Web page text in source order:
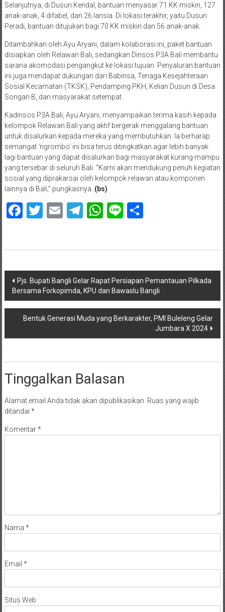
Selanjutnya, di Dusun Kendal, bantuan menyasar 71 KK miskin, 127
anak-anak, 4 difabel, dan 26 lansia. Di lokasi terakhir, yaitu Dusun
Peradi, bantuan ditujukan bagi 70 KK miskin dan 56 anak-anak.
Ditambahkan oleh Ayu Aryani, dalam kolaborasi ini, paket bantuan
disiapkan oleh Relawan Bali, sedangkan Dinsos P3A Bali membantu
sarana akomodasi pengangkut ke lokasi tujuan. Penyaluran bantuan
ini juga mendapat dukungan dari Babinsa, Tenaga Kesejahteraan
Sosial Kecamatan (TKSK), Pendamping PKH, Kelian Dusun di Desa
Songan B, dan masyarakat setempat.
Kadinsos P3A Bali, Ayu Aryani, menyampaikan terima kasih kepada
kelompok Relawan Bali yang aktif bergerak menggalang bantuan
untuk disalurkan kepada mereka yang membutuhkan. Ia berharap
semangat ‘ngrombo’ ini bisa terus ditingkatkan agar lebih banyak
lagi bantuan yang dapat disalurkan bagi masyarakat kurang mampu
yang tersebar di seluruh Bali. “Kami akan mendukung penuh kegiatan
sosial yang diprakarsai oleh kelompok relawan atau komponen
lainnya di Bali,” pungkasnya. (bs)
Facebook
Twitter
EmailTelegram
WhatsApp
LineShare
Navigasi
pos
Pjs. Bupati Bangli Gelar Rapat Persiapan Pemantauan Pilkada
Bersama Forkopimda, KPU dan Bawaslu Bangli
Bentuk Generasi Muda yang Berkarakter, PMI Buleleng Gelar
Jumbara X 2024
Tinggalkan Balasan
Alamat email Anda tidak akan dipublikasikan. Ruas yang wajib
ditandai *
Komentar*
Nama *
Email *
Situs Web